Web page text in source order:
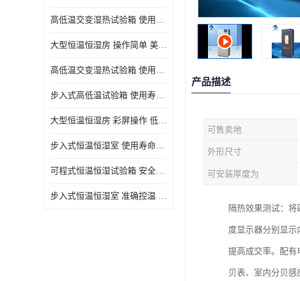
高低温交变湿热试验箱 使用寿命长 优良外油漆
大型恒温恒湿房 操作简单 美观实用 清洁更方便
高低温交变湿热试验箱 使用寿命长 造型美观大方新颖
步入式高低温试验箱 使用寿命长 低耗电量 平稳电流
大型恒温恒湿房 彩屏操作 低耗电量 平稳电流
步入式恒温恒湿室 使用寿命长 移动和放置方便
可程式恒温恒湿试验箱 安全可靠 美观实用 清洁更方便
步入式恒温恒湿室 准确控温 试验周期自动化程度高
产品描述
可售卖地
外形尺寸
可安装厚度为
隔热效果测试：
度显示器分别显
提高成交率。配有
贝表、室内分贝